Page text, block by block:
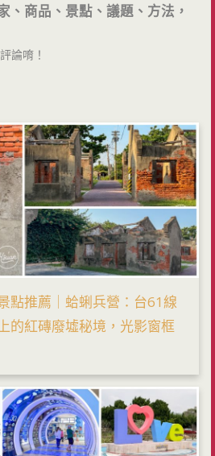
、商品、景點、議題、方法，
論唷！
點推薦｜蛤蜊兵營：台61線
的紅磚廢墟秘境，光影窗框